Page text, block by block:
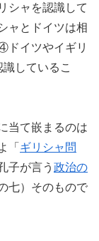
シャを認識して
ャとドイツは相
ドイツやイギリ
しているこ
当て嵌まるのは
「 ギリシャ問
子が言う 政治の
七）そのもので